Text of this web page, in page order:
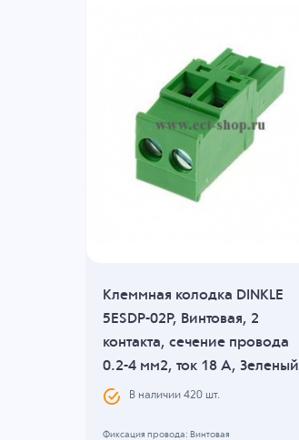
Клеммная колодка DINKLE
5ESDP-02P, Винтовая, 2
контакта, сечение провода
0.2-4 мм2, ток 18 A, Зеленый
В наличии 420шт.
Фиксация провода: Винтовая